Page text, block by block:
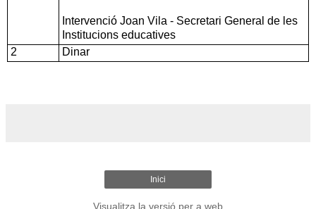
Intervenció Joan Vila - Secretari General de les
Institucions educatives
2
Dinar
Inici
Visualitza la versió per a web